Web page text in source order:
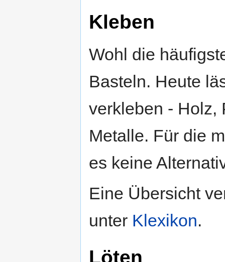
Kleben
Wohl die
Basteln. Heute
verkleben - Holz,
Metalle. Für die
es keine
Eine Übersicht
unter Klexikon.
Löten